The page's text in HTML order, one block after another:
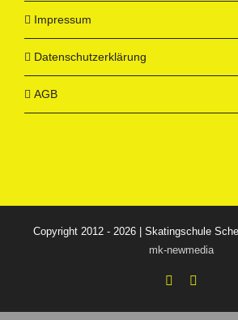
Impressum
Datenschutzerklärung
AGB
Copyright 2012 - 2026 | Skatingschule
mk-newmedia
Facebook